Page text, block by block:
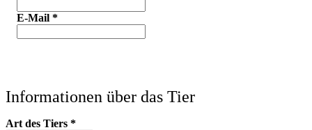
E-Mail *
Informationen über das Tier
Art des Tiers *